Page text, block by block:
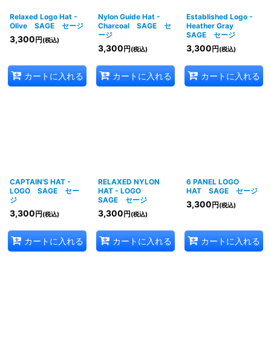
Relaxed Logo Hat -
Olive SAGE セージ
3,300 円 (税込)
カートに入れる
Nylon Guide Hat -
Charcoal SAGE セ
ージ
3,300 円 (税込)
カートに入れる
Established Logo -
Heather Gray
SAGE セージ
3,300 円 (税込)
カートに入れる
CAPTAIN'S HAT -
LOGO SAGE セー
ジ
3,300 円 (税込)
カートに入れる
RELAXED NYLON
HAT - LOGO
SAGE セージ
3,300 円 (税込)
カートに入れる
6 PANEL LOGO
HAT SAGE セージ
3,300 円 (税込)
カートに入れる